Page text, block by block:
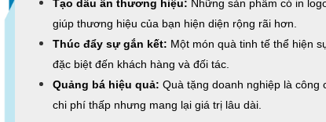
Tạo dấu ấn thương hiệu: Những sản phẩm có in
giúp thương hiệu của bạn hiện diện rộng rãi hơn.
Thúc đẩy sự gắn kết: Một món quà tinh tế thể hiện
đặc biệt đến khách hàng và đối tác.
Quảng bá hiệu quả: Quà tặng doanh nghiệp là công
chi phí thấp nhưng mang lại giá trị lâu dài.